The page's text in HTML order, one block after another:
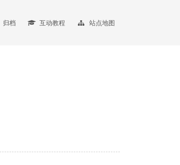
归档 互动教程 站点地图